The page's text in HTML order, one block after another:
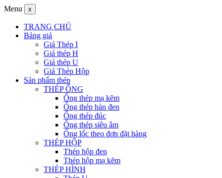
Menu x
TRANG CHỦ
Bảng giá
Giá Thép I
Giá thép H
Giá thép U
Giá Thép Hộp
Sản phẩm thép
THÉP ỐNG
Ống thép mạ kẽm
Ống thép hàn đen
Ống thép đúc
Ống thép siêu âm
Ống lốc theo đơn đặt hàng
THÉP HỘP
Thép hộp đen
Thép hộp mạ kẽm
THÉP HÌNH